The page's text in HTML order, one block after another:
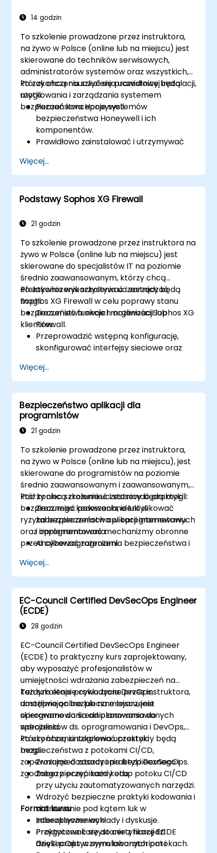
uwierzytelnianie użytkowników, antywirus,
funkcje antymalware w celu ochrony
przed różnymi zagrożeniami sieciowymi.
Rozwiązywać typowe problemy w
konfiguracjach HA i skutecznie zarządzać
środowiskami HA.
14 godzin
To szkolenie prowadzone przez instruktora,
na żywo w Polsce (online lub na miejscu) jest
skierowane do techników serwisowych,
administratorów systemów oraz wszystkich,
którzy chcą nauczyć się prawidłowej instalacji,
użytkowania i zarządzania systemem
bezpieczeństwa Honeywell.
Po zakończeniu szkolenia uczestnicy będą
mogli:
Poznać koncepcje systemów
bezpieczeństwa Honeywell i ich
komponentów.
Prawidłowo zainstalować i utrzymywać
Wykorzystywać narzędzia konserwacyjne
Honeywell i zestaw do zarządzania do
kontrolowania systemu bezpieczeństwa.
Więcej...
Podstawy Sophos XG Firewall
21 godzin
To szkolenie prowadzone przez instruktora na
żywo w Polsce (online lub na miejscu) jest
skierowane do specjalistów IT na poziomie
średnio zaawansowanym, którzy chcą
efektywnie wykorzystywać i zarządzać
Sophos XG Firewall w celu poprawy stanu
bezpieczeństwa swoich organizacji lub
klientów.
Po zakończeniu szkolenia uczestnicy będą
mogli:
Zrozumieć funkcje i możliwości Sophos XG
Firewall.
Przeprowadzić wstępną konfigurację,
skonfigurować interfejsy sieciowe oraz
zapory.
Zrozumieć, jak zintegrować się z różnymi
usługami uwierzytelniania.
Wykorzystywać narzędzia monitorowania
i raportowania Sophos XG Firewall do
nadzoru nad bezpieczeństwem sieci.
Więcej...
Bezpieczeństwo aplikacji dla
programistów
21 godzin
To szkolenie prowadzone przez instruktora,
na żywo w Polsce (online lub na miejscu), jest
skierowane do programistów na poziomie
średnio zaawansowanym i zaawansowanym,
którzy chcą zrozumieć i stosować praktyki
bezpiecznego kodowania, identyfikować
ryzyka bezpieczeństwa w oprogramowaniu
oraz implementować mechanizmy obronne
przed cyberzagrożeniami.
Pod koniec szkolenia uczestnicy będą mogli:
Zrozumieć powszechne luki w
zabezpieczeniach aplikacji internetowych
i oprogramowania.
Analizować zagrożenia bezpieczeństwa i
atakujących.
Implementować praktyki bezpiecznego
kodowania w celu minimalizacji ryzyka
bezpieczeństwa.
Używać narzędzi do testowania
bezpieczeństwa w celu identyfikacji i
Więcej...
EC-Council Certified DevSecOps Engineer
(ECDE)
28 godzin
EC-Council Certified DevSecOps Engineer
(ECDE) to praktyczny kurs zaprojektowany,
aby wyposażyć profesjonalistów w
umiejętności wdrażania zabezpieczeń na
każdym etapie cyklu życia DevOps,
umożliwiając bezpieczne tworzenie
oprogramowania od planowania do
wdrożenia.
Ten szkolenie prowadzone przez instruktora,
dostępne online lub na miejscu, jest
skierowane do średniozaawansowanych
specjalistów ds. oprogramowania i DevOps,
którzy chcą zintegrować praktyki
bezpieczeństwa z potokami CI/CD,
zapewniając dostarczanie bezpiecznego i
zgodnego z przepisami kodu.
Po ukończeniu szkolenia uczestnicy będą
mogli:
Zrozumieć zasady i praktyki DevSecOps.
Zabezpieczyć każdy etap potoku CI/CD
przy użyciu zautomatyzowanych narzędzi.
Wdrożyć bezpieczne praktyki kodowania i
skanowanie pod kątem luk w
zabezpieczeniach.
Przygotować się do certyfikacji ECDE
dzięki praktycznym laboratoriom i
Format kursu
Interaktywne wykłady i dyskusje.
Praktyczne korzystanie z narzędzi
DevSecOps w symulowanych potokach.